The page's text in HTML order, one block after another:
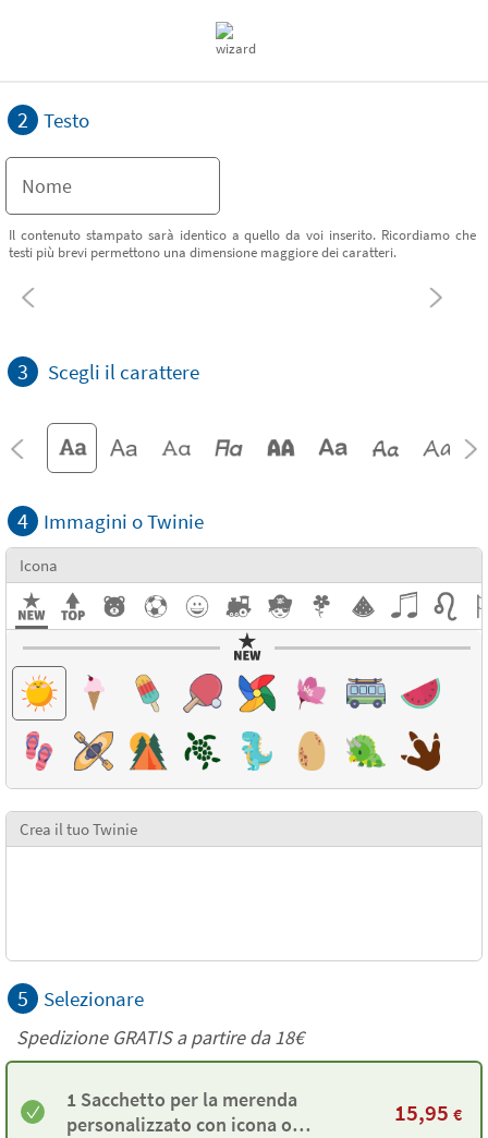
2 Testo
Il contenuto stampato sarà identico a quello da voi inserito. Ricordiamo che
testi più brevi permettono una dimensione maggiore dei caratteri.
3 Scegli il carattere
4 Immagini o Twinie
Icona
Crea il tuo Twinie
5 Selezionare
Spedizione GRATIS a partire da18€
1 Sacchetto per la merenda
personalizzato con icona o
15,95 €